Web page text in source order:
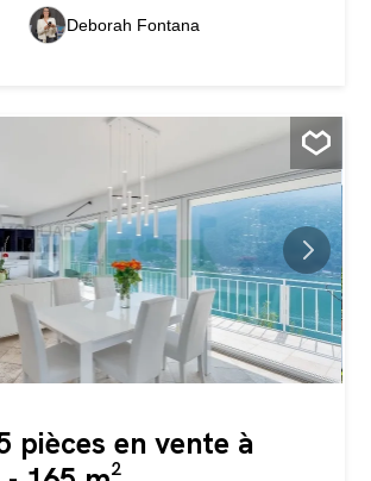
propriété se trouve à quelques minutes
le centre de Lugano est facilement
en 15 minutes environ. La villa,
dans un élégant style méditerranéen,
et des finitions haut de gamme. Elle
d’environ 560 m², répartis sur deux
terrain de 1412 m². Parmi les points forts,
magnifique porche panoramique avec
piscine intérieure chauffée avec
zone très privée du jardin, un espace
une...
Deborah Fontana
pièces en vente à